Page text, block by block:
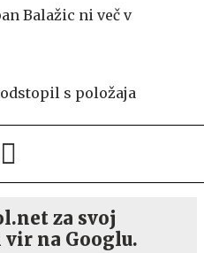
Balažic ni več v
s položaja
za svoj
na Googlu.